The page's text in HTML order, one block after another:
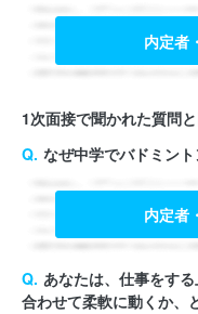
内定者
1次面接で聞かれた質問
なぜ中学でバドミント
内定者
あなたは、仕事をす
合わせて柔軟に動くか、